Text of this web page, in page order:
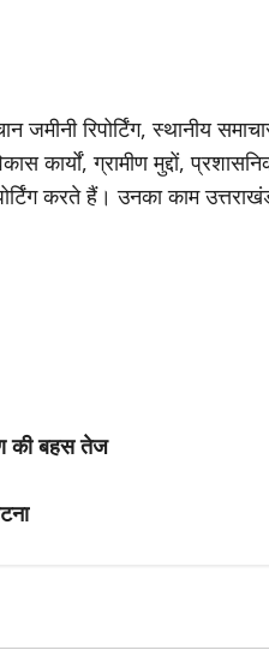
जमीनी रिपोर्टिंग, स्थानीय
कार्यों, ग्रामीण मुद्दों,
करते हैं। उनका काम
की बहस तेज